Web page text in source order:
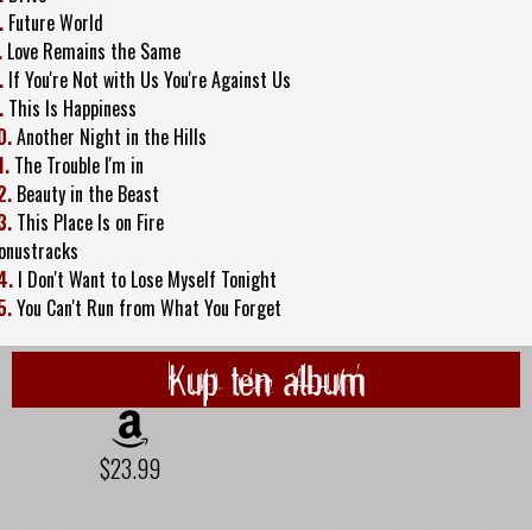
Future World
Love Remains the Same
If You're Not with Us You're Against Us
This Is Happiness
Another Night in the Hills
The Trouble I'm in
Beauty in the Beast
This Place Is on Fire
I Don't Want to Lose Myself Tonight
You Can't Run from What You Forget
Kup ten album
$23.99